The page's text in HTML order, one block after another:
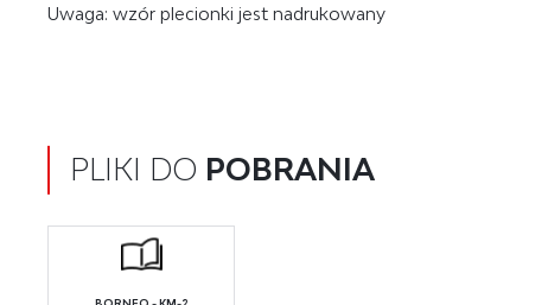
Uwaga: wzór plecionki jest nadrukowany
PLIKI DO POBRANIA